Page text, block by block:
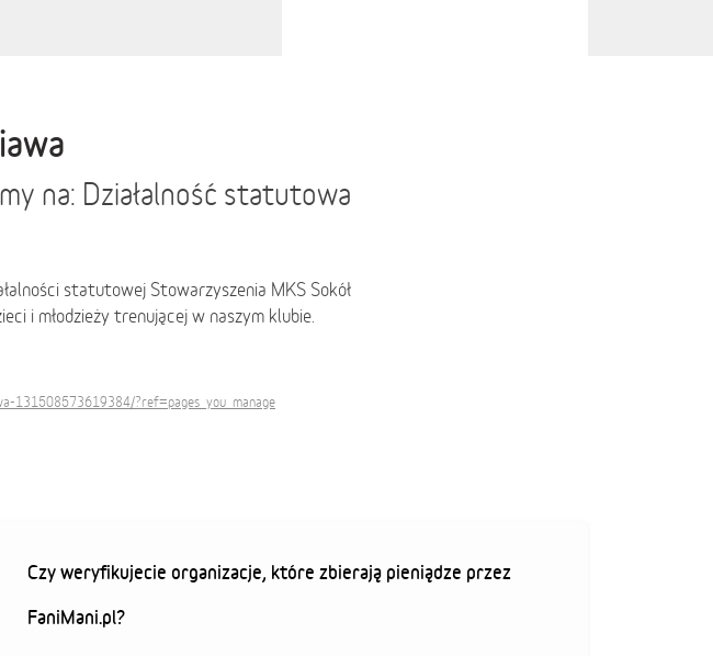
na: Działalność statutowa
statutowej Stowarzyszenia MKS Sokół
i młodzieży trenującej w naszym klubie.
131508573619384/?ref=pages_you_manage
Czy weryfikujecie organizacje, które zbierają pieniądze przez
FaniMani.pl?